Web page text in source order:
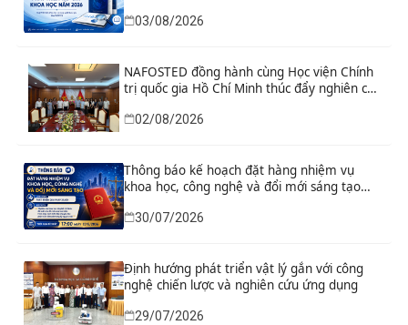
03/08/2026
NAFOSTED đồng hành cùng Học viện Chính
trị quốc gia Hồ Chí Minh thúc đẩy nghiên cứu
02/08/2026
Thông báo kế hoạch đặt hàng nhiệm vụ
khoa học, công nghệ và đổi mới sáng tạo
“Nghiên cứu khoa học tổng kết thi hành, đề
xuất sửa đổi, bổ sung toàn diện Hiến pháp
30/07/2026
Định hướng phát triển vật lý gắn với công
nghệ chiến lược và nghiên cứu ứng dụng
29/07/2026